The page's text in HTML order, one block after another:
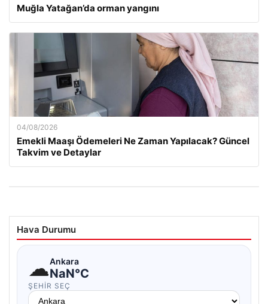
Muğla Yatağan’da orman yangını
04/08/2026
Emekli Maaşı Ödemeleri Ne Zaman Yapılacak? Güncel
Takvim ve Detaylar
Hava Durumu
☁Ankara
NaN°C
ŞEHIR SEÇ